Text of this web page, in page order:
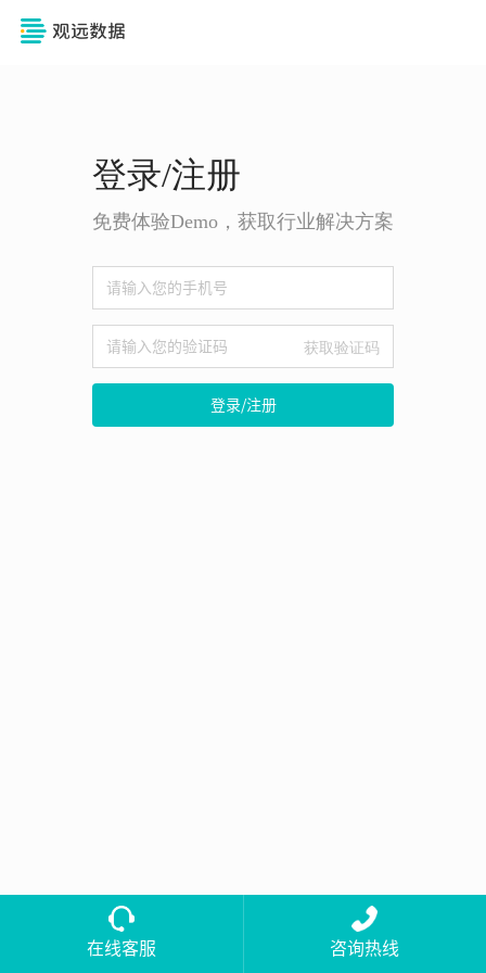
登录/注册
免费体验Demo，获取行业解决方案
获取验证码
登录/注册
在线客服 咨询热线